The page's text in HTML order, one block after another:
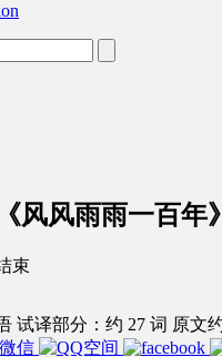
《风风雨雨一百年
试译部分：约 27 词 原文
束